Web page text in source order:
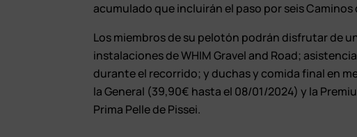
acumulado que incluirán el paso por seis Caminos
Los miembros de su pelotón podrán disfrutar de
instalaciones de WHIM Gravel and Road;
durante el recorrido; y duchas y comida final en
la General (39,90€ hasta el 08/01/2024) y la
Prima Pelle de Pissei.